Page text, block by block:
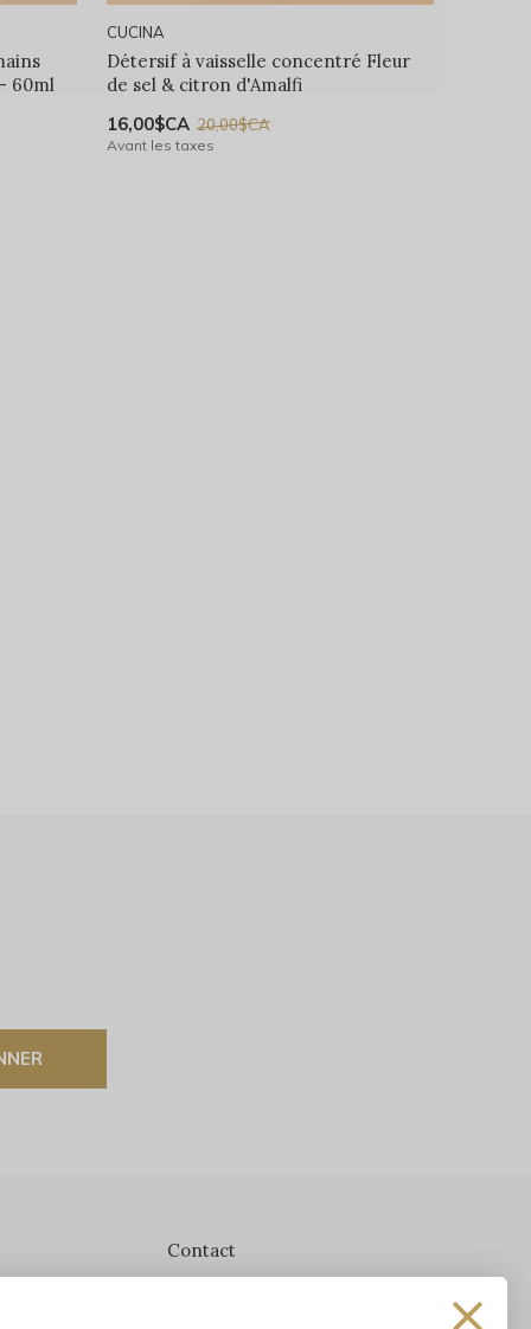
60ml
CUCINA
Détersif à vaisselle concentré Fleur
de sel & citron d'Amalfi
16,00$CA 20,00$CA
Avant les taxes
Contact